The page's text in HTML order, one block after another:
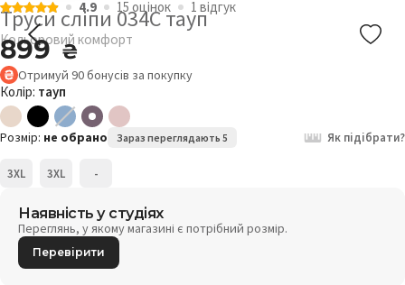
4.9 15 оцiнок 1 відгук
Труси сліпи 034C тауп
Кольоровий комфорт
899₴
Отримуй 90бонусів за покупку
Колір: тауп
Розмір: не обрано Зараз переглядають 5 Як підібрати?
3XL 3XL -
Наявність у студіях
Переглянь, у якому магазині є потрібний розмір.
Перевірити